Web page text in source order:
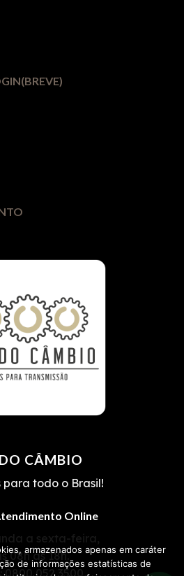
CÂMBIO
para todo o Brasil!
Online
a sexta-feira,
08h às 18h.
0800 052 3500
armazenados apenas em caráter
de informações estatísticas de